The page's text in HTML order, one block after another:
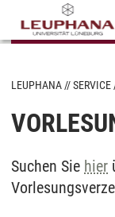
LEUPHANA SERVICE
Suchen Sie hier